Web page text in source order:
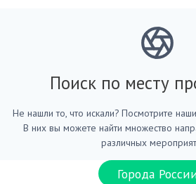
Поиск по месту
Не нашли то, что искали? Посмотрите
В них вы можете найти множество
различных
Города